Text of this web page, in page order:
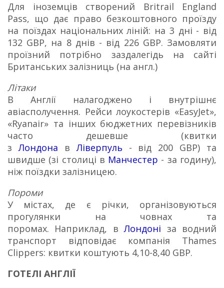
Для іноземців створений Britrail England
Pass, що дає право безкоштовного проїзду
на поїздах національних ліній: на 3 дні - від
132 GBP, на 8 днів - від 226 GBP. Замовляти
проїзний потрібно заздалегідь на сайті
Британських залізниць (на англ.)
Літаки
В Англії налагоджено і внутрішнє
авіасполучення. Рейси лоукостерів «EasyJet»,
«Ryanair» та інших бюджетних перевізників
часто дешевше (квитки
зЛондона вЛіверпуль - від 200 GBP) та
швидше (зі столиці в Манчестер - за годину),
ніж поїздки залізницею.
Пороми
У містах, де є річки, організовуються
прогулянки на човнах та
поромах. Наприклад, вЛондоні за водний
транспорт відповідає компанія Thames
Clippers: квитки коштують 4,10-8,40 GBP.
ГОТЕЛІ АНГЛІЇ